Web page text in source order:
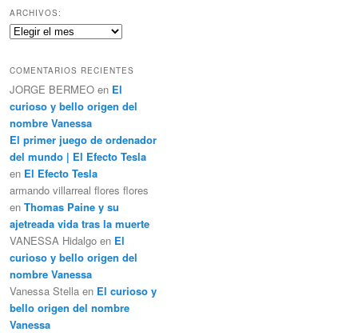
c
a
r
ARCHIVOS:
Archivos:
COMENTARIOS RECIENTES
JORGE BERMEO en El
curioso y bello origen del
nombre Vanessa
El primer juego de ordenador
del mundo | El Efecto Tesla
en El Efecto Tesla
armando villarreal flores flores
en Thomas Paine y su
ajetreada vida tras la muerte
VANESSA Hidalgo en El
curioso y bello origen del
nombre Vanessa
Vanessa Stella en El curioso y
bello origen del nombre
Vanessa